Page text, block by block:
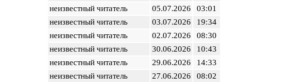
неизвестный читатель
05.07.2026
03:01
неизвестный читатель
03.07.2026
19:34
неизвестный читатель
02.07.2026
08:30
неизвестный читатель
30.06.2026
10:43
неизвестный читатель
29.06.2026
14:33
неизвестный читатель
27.06.2026
08:02